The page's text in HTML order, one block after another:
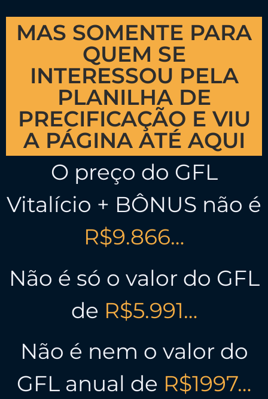
MAS SOMENTE PARA
QUEM SE
INTERESSOU PELA
PLANILHA DE
PRECIFICAÇÃO E VIU
A PÁGINA ATÉ AQUI
O preço do GFL
Vitalício + BÔNUS não é
R$9.866…
Não é só o valor do GFL
de R$5.991…
Não é nem o valor do
GFL anual de R$1997…